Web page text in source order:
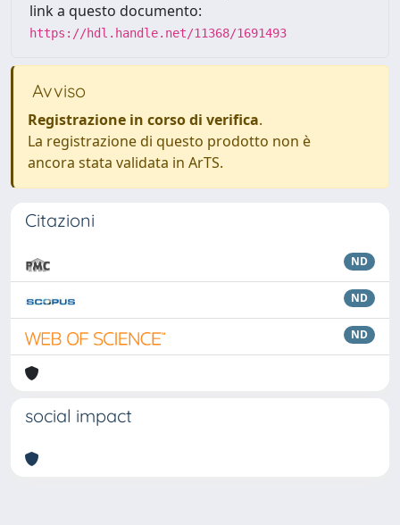
link a questo documento:
https://hdl.handle.net/11368/1691493
Avviso
Registrazione in corso di verifica.
La registrazione di questo prodotto non è
ancora stata validata in ArTS.
Citazioni
ND
ND
ND
social impact